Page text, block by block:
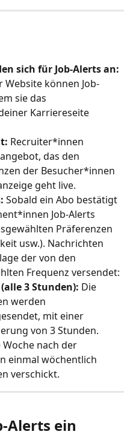
sich für Job-Alerts an:
können Job-
sie das
Karriereseite
Recruiter*innen
das den
der Besucher*innen
geht live.
Sobald ein Abo bestätigt
Job-Alerts
Präferenzen
usw.). Nachrichten
der von den
Frequenz versendet:
3 Stunden): Die
werden
mit einer
von 3 Stunden.
Woche nach der
einmal wöchentlich
verschickt.
Alerts ein